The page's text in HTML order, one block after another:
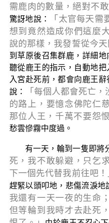
需鹿肉的數量，絕對不敢
驚訝地說：
「太官每天
想到竟然造成你們這麼
說的那樣，我發誓從今天
到草原後召集群鹿，詳細
聽從鹿王的指示，自動地
入宮赴死前，都會向鹿王
說：
「每個人都會死亡
的路上，要憶念佛陀仁
那位人王，千萬不要怨恨
愁雲慘霧中度過。
有一天，輪到一隻即將
死，我不敢躲避，只乞
下一個先代替我前往吧
趕緊以頭叩地，悲傷流淚地
我還有一天一夜的生命
但等輪到我時才去赴死